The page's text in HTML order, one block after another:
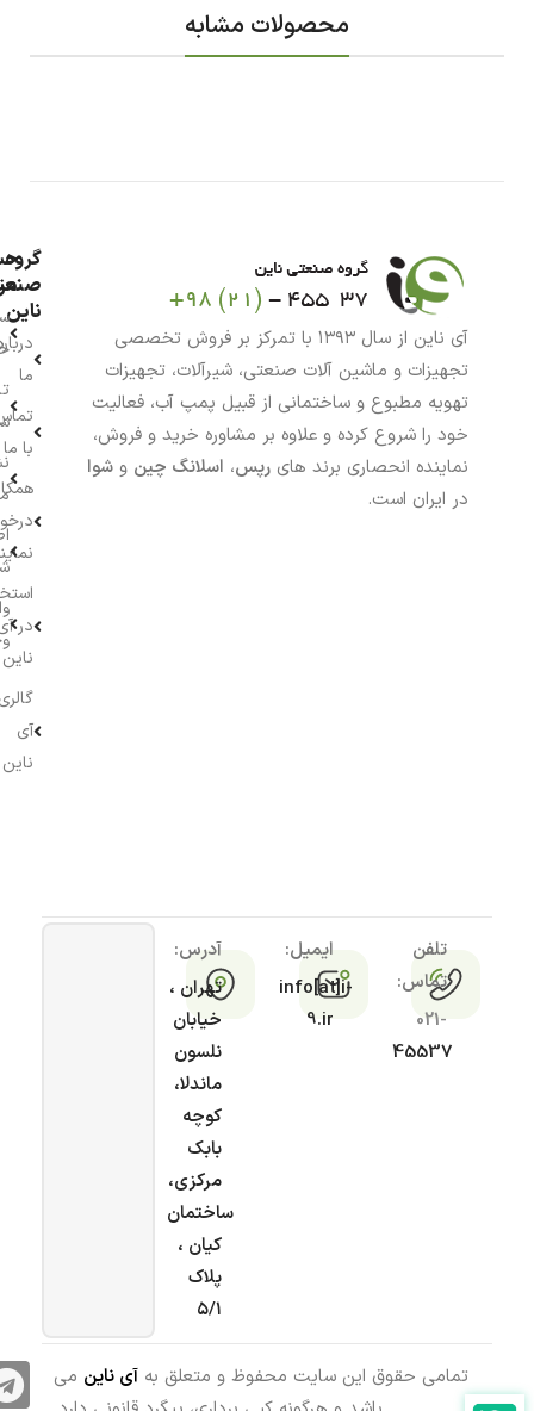
محصولات مشابه
آی ناین از سال ۱۳۹۳ با تمرکز بر فروش تخصصی
تجهیزات و ماشین آلات صنعتی، شیرآلات، تجهیزات
تهویه مطبوع و ساختمانی از قبیل پمپ آب، فعالیت
خود را شروع کرده و علاوه بر مشاوره خرید و فروش،
نماینده انحصاری برند های رپس، اسلانگ چین و شوا
در ایران است.
گروه
ناین
ما
با ما
در
ناین
آی
ناین
تلفن
تماس:
021-
45537
ایمیل:
info[at]i-
9.ir
آدرس:
تهران ،
خیابان
نلسون
ماندلا،
کوچه
بابک
مرکزی،
ساختمان
کیان ،
پلاک
۵/۱
تمامی حقوق این سایت محفوظ و متعلق به آی ناین می